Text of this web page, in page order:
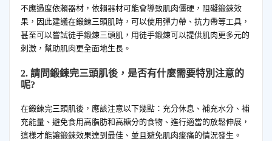
不應過度依賴器材，依賴器材可能會導致肌肉僵硬，阻礙鍛鍊效
果，因此建議在鍛鍊三頭肌時，可以使用彈力帶、抗力帶等工具，
甚至可以嘗試徒手鍛鍊三頭肌，用徒手鍛鍊可以提供肌肉更多元的
刺激，幫助肌肉更全面地生長。
2. 請問鍛鍊完三頭肌後，是否有什麼需要特別注意的
呢?
在鍛鍊完三頭肌後，應該注意以下幾點：充分休息、補充水分、補
充能量、避免食用高脂肪和高糖分的食物、進行適當的放鬆伸展，
這樣才能讓鍛鍊效果達到最佳、並且避免肌肉痠痛的情況發生。